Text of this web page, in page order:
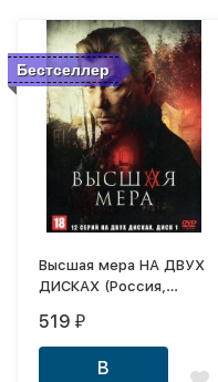
Бестселлер
Высшая мера НА ДВУХ
ДИСКАХ (Россия,
12 серий)
519 ₽
В